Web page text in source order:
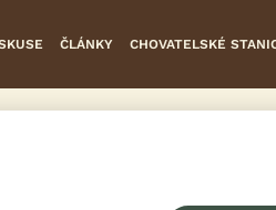
ČLÁNKY CHOVATELSKÉ